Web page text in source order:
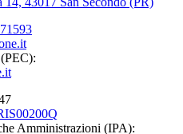
Amministrazioni (IPA):